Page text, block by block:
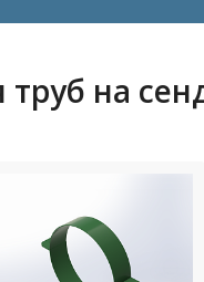
на